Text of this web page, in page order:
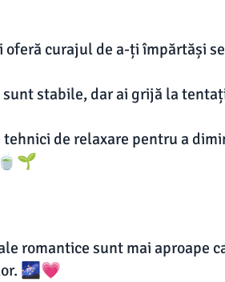
oferă curajul de a-ți împărtăși
stabile, dar ai grijă la
tehnici de relaxare pentru a
🍵🌱
romantice sunt mai aproape
🌌💗